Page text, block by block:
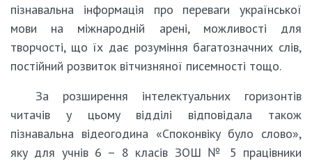
пізнавальна інформація про переваги української
мови на міжнародній арені, можливості для
творчості, що їх дає розуміння багатозначних слів,
постійний розвиток вітчизняної писемності тощо.
За розширення інтелектуальних горизонтів
читачів у цьому відділі відповідала також
пізнавальна відеогодина «Споконвіку було слово»,
яку для учнів 6 – 8 класів ЗОШ № 5 працівники